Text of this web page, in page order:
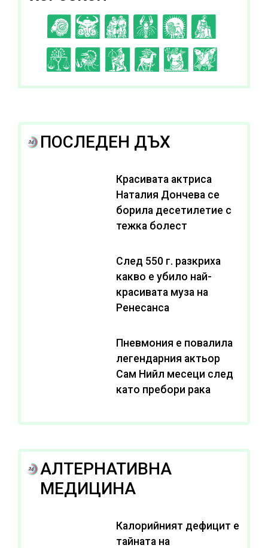
C D EFGH
I J K L A B
ПОСЛЕДЕН ДЪХ
Красивата актриса
Наталия Дончева се
борила десетилетие с
тежка болест
След 550 г. разкриха
какво е убило най-
красивата муза на
Ренесанса
Пневмония е повалила
легендарния актьор
Сам Нийл месеци след
като пребори рака
АЛТЕРНАТИВНА
МЕДИЦИНА
Калорийният дефицит е
тайната на